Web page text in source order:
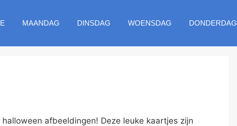
MAANDAG DINSDAG WOENSDAG DONDERDAG
afbeeldingen! Deze leuke kaartjes zijn